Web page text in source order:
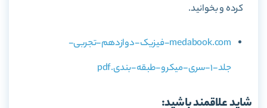
کرده و بخوانید.
medabook.com-فیزیک-دوازدهم-تجربی-
جلد-1-سری-میکرو-طبقه-بندی.pdf
شاید علاقمند باشید: